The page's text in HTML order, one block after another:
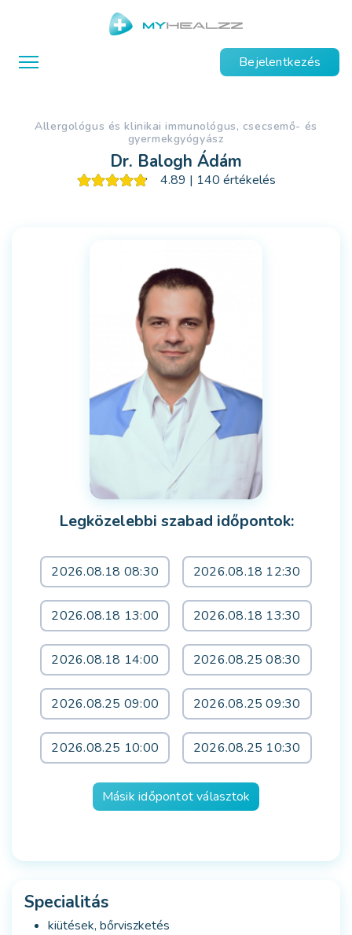
Bejelentkezés
allergológus és klinikai immunológus, csecsemő- és
gyermekgyógyász
Dr. Balogh Ádám
4.89 | 140 értékelés
Legközelebbi szabad időpontok:
2026.08.18 08:30 2026.08.18 12:30
2026.08.18 13:00 2026.08.18 13:30
2026.08.18 14:00 2026.08.25 08:30
2026.08.25 09:00 2026.08.25 09:30
2026.08.25 10:00 2026.08.25 10:30
Másik időpontot választok
Specialitás
kiütések, bőrviszketés